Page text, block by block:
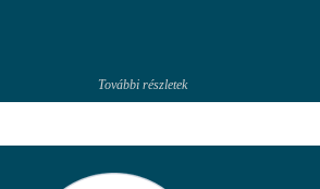
További részletek